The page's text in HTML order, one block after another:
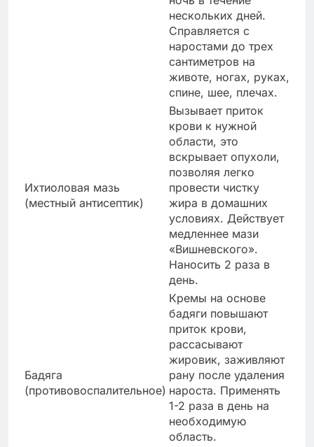
нескольких дней.
Справляется с
наростами до трех
сантиметров на
животе, ногах, руках,
спине, шее, плечах.
Ихтиоловая мазь
(местный антисептик)
Вызывает приток
крови к нужной
области, это
вскрывает опухоли,
позволяя легко
провести чистку
жира в домашних
условиях. Действует
медленнее мази
«Вишневского».
Наносить 2 раза в
день.
Бадяга
(противовоспалительное)
Кремы на основе
бадяги повышают
приток крови,
рассасывают
жировик, заживляют
рану после удаления
нароста. Применять
1-2 раза в день на
необходимую
область.